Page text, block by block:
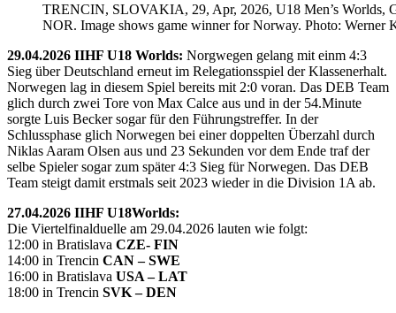
TRENCIN, SLOVAKIA, 29, Apr, 2026, U18 Men’s Worlds,
NOR. Image shows game winner for Norway. Photo: Werner
29.04.2026 IIHF U18 Worlds: Norgwegen gelang mit einm 4:3
Sieg über Deutschland erneut im Relegationsspiel der Klassenerhalt.
Norwegen lag in diesem Spiel bereits mit 2:0 voran. Das DEB Team
glich durch zwei Tore von Max Calce aus und in der 54.Minute
sorgte Luis Becker sogar für den Führungstreffer. In der
Schlussphase glich Norwegen bei einer doppelten Überzahl durch
Niklas Aaram Olsen aus und 23 Sekunden vor dem Ende traf der
selbe Spieler sogar zum später 4:3 Sieg für Norwegen. Das DEB
Team steigt damit erstmals seit 2023 wieder in die Division 1A ab.
27.04.2026 IIHF U18Worlds:
Die Viertelfinalduelle am 29.04.2026 lauten wie folgt:
12:00 in Bratislava CZE- FIN
14:00 in Trencin CAN – SWE
16:00 in Bratislava USA – LAT
18:00 in Trencin SVK – DEN